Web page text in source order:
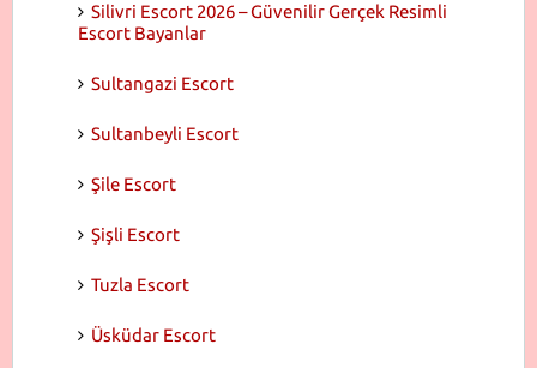
Silivri Escort 2026 – Güvenilir Gerçek Resimli
Escort Bayanlar
Sultangazi Escort
Sultanbeyli Escort
Şile Escort
Şişli Escort
Tuzla Escort
Üsküdar Escort